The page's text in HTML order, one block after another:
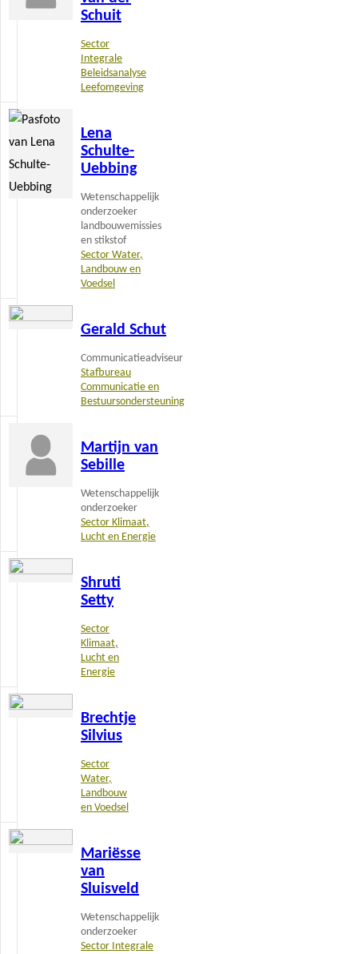
Schuit
Sector
Integrale
Beleidsanalyse
Leefomgeving
Lena
Schulte-
Uebbing
Wetenschappelijk
onderzoeker
landbouwemissies
en stikstof
Sector Water,
Landbouw en
Voedsel
Lees
meer
Gerald Schut
Communicatieadviseur
Stafbureau
Communicatie en
Bestuursondersteuning
Lees
Martijn van
Sebille
Wetenschappelijk
onderzoeker
Sector Klimaat,
Lucht en Energie
Shruti
Setty
Sector
Klimaat,
Lucht en
Energie
Lees
Brechtje
Silvius
Sector
Water,
Landbouw
en Voedsel
Lees
Mariësse
van
Sluisveld
Wetenschappelijk
onderzoeker
Sector Integrale
Lees